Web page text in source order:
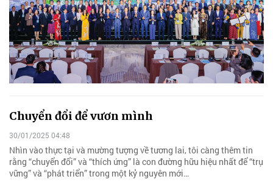
Chuyển đổi để vươn mình
30/01/2025 04:48
Nhìn vào thực tại và mường tượng về tương lai, tôi càng thêm tin
rằng “chuyển đổi” và “thích ứng” là con đường hữu hiệu nhất để “trụ
vững” và “phát triển” trong một kỷ nguyên mới…